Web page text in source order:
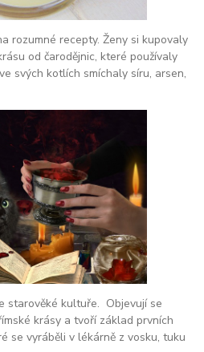
rozumné recepty. Ženy si kupovaly
od čarodějnic, které používaly
svých kotlích smíchaly síru, arsen,
starověké kultuře. Objevují se
krásy a tvoří základ prvních
se vyráběli v lékárně z vosku, tuku